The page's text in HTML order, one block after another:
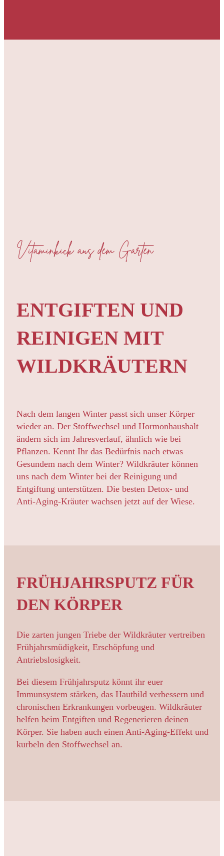
Vitaminkick aus dem Garten
ENTGIFTEN UND
REINIGEN MIT
WILDKRÄUTERN
Nach dem langen Winter passt sich unser Körper
wieder an. Der Stoffwechsel und Hormonhaushalt
ändern sich im Jahresverlauf, ähnlich wie bei
Pflanzen. Kennt Ihr das Bedürfnis nach etwas
Gesundem nach dem Winter? Wildkräuter können
uns nach dem Winter bei der Reinigung und
Entgiftung unterstützen. Die besten Detox- und
Anti-Aging-Kräuter wachsen jetzt auf der Wiese.
FRÜHJAHRSPUTZ FÜR
DEN KÖRPER
Die zarten jungen Triebe der Wildkräuter vertreiben
Frühjahrsmüdigkeit, Erschöpfung und
Antriebslosigkeit.
Bei diesem Frühjahrsputz könnt ihr euer
Immunsystem stärken, das Hautbild verbessern und
chronischen Erkrankungen vorbeugen. Wildkräuter
helfen beim Entgiften und Regenerieren deinen
Körper. Sie haben auch einen Anti-Aging-Effekt und
kurbeln den Stoffwechsel an.